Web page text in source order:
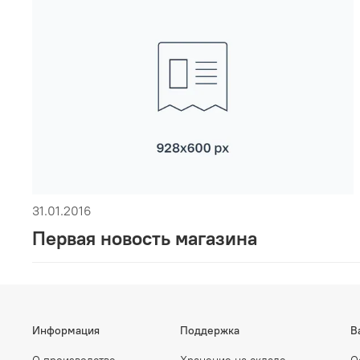
31.01.2016
Первая новость магазина
Информация Поддержка